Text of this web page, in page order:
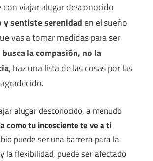
con viajar alugar desconocido
y sentiste serenidad en el sueño
vas a tomar medidas para ser
busca la compasión, no la
, haz una lista de las cosas por las
alugar desconocido, a menudo
como tu incosciente te ve a ti
puede ser una barrera para la
la flexibilidad, puede ser afectado